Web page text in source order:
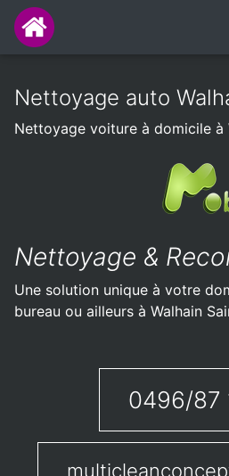
Nettoyage auto
Nettoyage voiture à domicile à
Nettoyage &
Une solution unique à votre
bureau ou ailleurs à Walhain
0496/87